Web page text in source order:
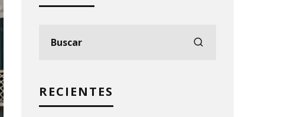
RECIENTES